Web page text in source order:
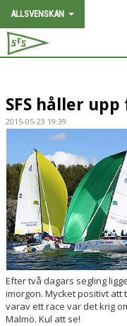
ALLSVENSKAN
NYHETER
TEAM-SFS
FAKTA ALLSVENSKAN
PARTNERS
J/70
BILDER
MEDIA
SAIL-WEEK
SFS håller
2015-05-23 19:39
Efter två dagars segling
imorgon. Mycket positivt
varav ett race var det krig
Malmö. Kul att se!